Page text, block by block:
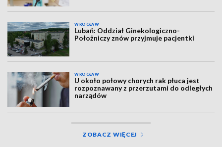
WROCŁAW
Lubań: Oddział Ginekologiczno-
Położniczy znów przyjmuje pacjentki
WROCŁAW
U około połowy chorych rak płuca jest
rozpoznawany z przerzutami do odległych
narządów
ZOBACZ WIĘCEJ